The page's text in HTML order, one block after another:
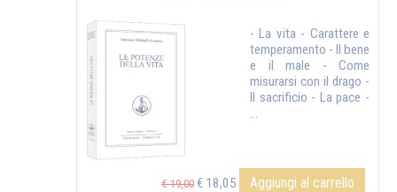
- La vita - Carattere e
temperamento - Il bene
e il male - Come
misurarsi con il drago -
Il sacrificio - La pace -
...
€ 19,00 € 18,05 Aggiungi al carrello